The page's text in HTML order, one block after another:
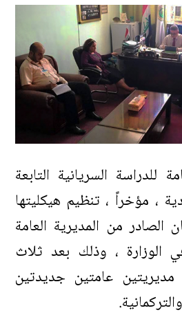
للدراسة السريانية التابعة
، مؤخراً ، تنظيم هيكليتها
الصادر من المديرية العامة
الوزارة ، وذلك بعد ثلاث
عامتين جديدتين